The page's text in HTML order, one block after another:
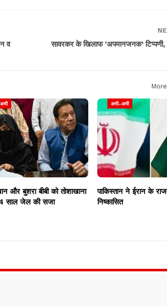
व
सावरकर के खिलाफ ‘अपमानजनक’
और बुशरा बीबी को तोशाखाना
साल जेल की सजा
अभी-अभी
पाकिस्तान ने ईरान के
निष्कासित